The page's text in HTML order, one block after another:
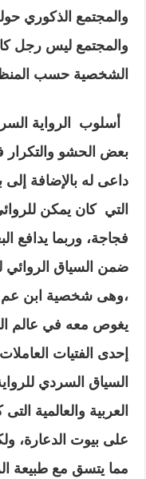
والمجتمع الذكوري
والمجتمع ليس
الشخصية حسب
أسلوب الرواية
بعض الحشو
داعى له بالإضافة إلى
التي كان يمكن
فجاجة، وربما يدافع
ضمن السياق الروائي
،وهى شخصية ابن عم
يغوص معه في عالم
إحدى الفتيات
السياق السردي
العربية والعالمية
على بيوت الدعارة،
مما يتسق مع طبيعة